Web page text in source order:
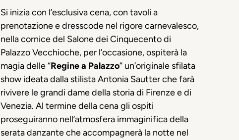
Si inizia con l’esclusiva cena, con tavoli a
prenotazione e dresscode nel rigore carnevalesco,
nella cornice del Salone dei Cinquecento di
Palazzo Vecchioche, per l’occasione, ospiterà la
magia delle “Regine a Palazzo” un’originale sfilata
show ideata dalla stilista Antonia Sautter che farà
rivivere le grandi dame della storia di Firenze e di
Venezia. Al termine della cena gli ospiti
proseguiranno nell’atmosfera immaginifica della
serata danzante che accompagnerà la notte nel